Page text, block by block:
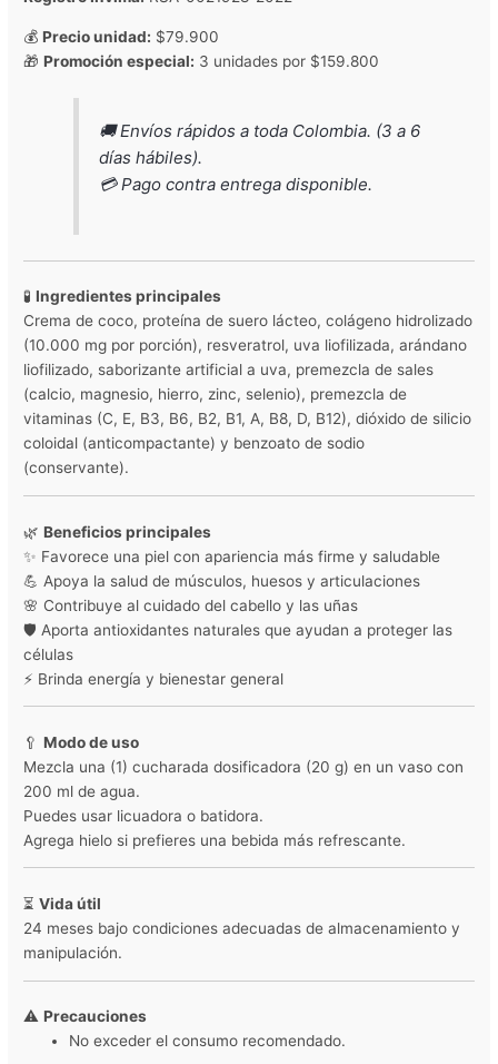
💰Precio unidad: $79.900
🎁Promoción especial: 3 unidades por $159.800
🚚 Envíos rápidos a toda Colombia. (3 a 6
días hábiles).
💳 Pago contra entrega disponible.
🧪Ingredientes principales
Crema de coco, proteína de suero lácteo, colágeno hidrolizado
(10.000 mg por porción), resveratrol, uva liofilizada, arándano
liofilizado, saborizante artificial a uva, premezcla de sales
(calcio, magnesio, hierro, zinc, selenio), premezcla de
vitaminas (C, E, B3, B6, B2, B1, A, B8, D, B12), dióxido de silicio
coloidal (anticompactante) y benzoato de sodio
(conservante).
🌿Beneficios principales
✨ Favorece una piel con apariencia más firme y saludable
💪 Apoya la salud de músculos, huesos y articulaciones
🌸 Contribuye al cuidado del cabello y las uñas
🛡️ Aporta antioxidantes naturales que ayudan a proteger las
células
⚡ Brinda energía y bienestar general
🥄Modo de uso
Mezcla una (1) cucharada dosificadora (20 g) en un vaso con
200 ml de agua.
Puedes usar licuadora o batidora.
Agrega hielo si prefieres una bebida más refrescante.
⏳Vida útil
24 meses bajo condiciones adecuadas de almacenamiento y
manipulación.
⚠️Precauciones
No exceder el consumo recomendado.